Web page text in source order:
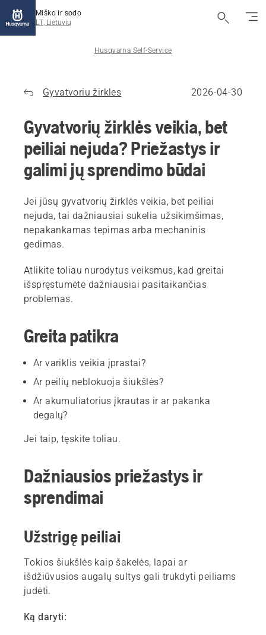
Miško ir sodo
LT, Lietuvių
Husqvarna Self-Service
Gyvatvoriu žirkles 2026-04-30
Gyvatvorių žirklės veikia, bet
peiliai nejuda? Priežastys ir
galimi jų sprendimo būdai
Jei jūsų gyvatvorių žirklės veikia, bet peiliai
nejuda, tai dažniausiai sukelia užsikimšimas,
nepakankamas tepimas arba mechaninis
gedimas.
Atlikite toliau nurodytus veiksmus, kad greitai
išspręstumėte dažniausiai pasitaikančias
problemas.
Greita patikra
Ar variklis veikia įprastai?
Ar peilių neblokuoja šiukšlės?
Ar akumuliatorius įkrautas ir ar pakanka
degalų?
Jei taip, tęskite toliau.
Dažniausios priežastys ir
sprendimai
Užstrigę peiliai
Tokios šiukšlės kaip šakelės, lapai ar
išdžiūvusios augalų sultys gali trukdyti peiliams
judėti.
Ką daryti: